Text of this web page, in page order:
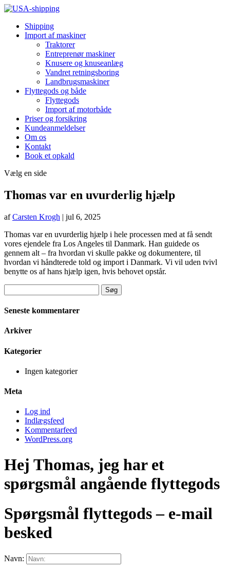
Shipping
Import af maskiner
Traktorer
Entreprenør maskiner
Knusere og knuseanlæg
Vandret retningsboring
Landbrugsmaskiner
Flyttegods og både
Flyttegods
Import af motorbåde
Priser og forsikring
Kundeanmeldelser
Om os
Kontakt
Book et opkald
Vælg en side
Thomas var en uvurderlig hjælp
afCarsten Krogh | jul 6, 2025
Thomas var en uvurderlig hjælp i hele processen med at få sendt
vores ejendele fra Los Angeles til Danmark. Han guidede os
gennem alt – fra hvordan vi skulle pakke og dokumentere, til
hvordan vi håndterede told og import i Danmark. Vi vil uden tvivl
benytte os af hans hjælp igen, hvis behovet opstår.
efter:
Seneste kommentarer
Arkiver
Kategorier
Ingen kategorier
Meta
Log ind
Indlægsfeed
Kommentarfeed
WordPress.org
Hej Thomas, jeg har et
spørgsmål angående flyttegods
Spørgsmål flyttegods – e-mail
besked
Navn: